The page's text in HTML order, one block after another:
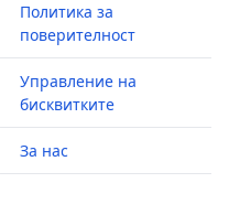
Политика за
поверителност
Управление на
бисквитките
За нас